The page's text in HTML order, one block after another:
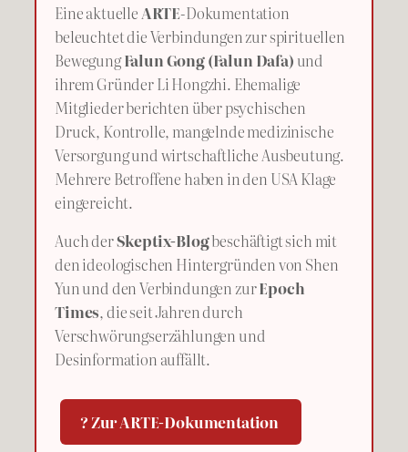
Eine aktuelle ARTE-Dokumentation
beleuchtet die Verbindungen zur spirituellen
BewegungFalun Gong (Falun Dafa) und
ihrem Gründer Li Hongzhi. Ehemalige
Mitglieder berichten über psychischen
Druck, Kontrolle, mangelnde medizinische
Versorgung und wirtschaftliche Ausbeutung.
Mehrere Betroffene haben in den USA Klage
eingereicht.
Auch derSkeptix-Blogbeschäftigt sich mit
den ideologischen Hintergründen von Shen
Yun und den Verbindungen zurEpoch
Times, die seit Jahren durch
Verschwörungserzählungen und
Desinformation auffällt.
? Zur ARTE-Dokumentation